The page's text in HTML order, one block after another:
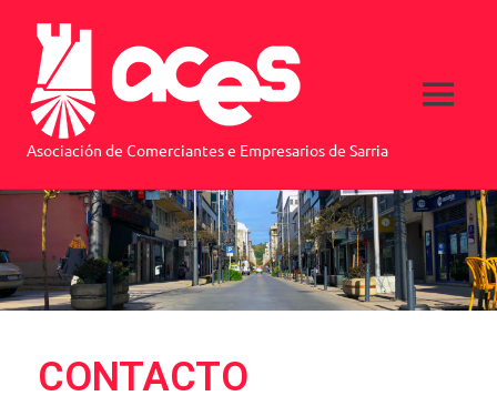
Asociación de Comerciantes e Empresarios de Sarria
CONTACTO